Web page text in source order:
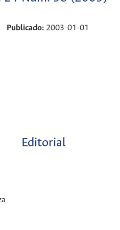
Publicado: 2003-01-01
Editorial